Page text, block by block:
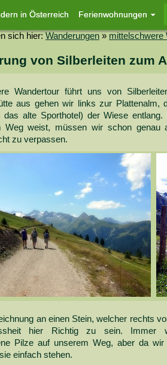
in Österreich Ferienwohnungen
sich hier: Wanderungen » mittelschwere
von Silberleiten zum
Wandertour führt uns von
aus gehen wir links zur Plattenalm,
das alte Sporthotel) der Wiese
Weg weist, müssen wir schon genau
zu verpassen.
an einen Stein, welcher rechts
hier Richtig zu sein. Immer
Pilze auf unserem Weg, aber da wir
einfach stehen.